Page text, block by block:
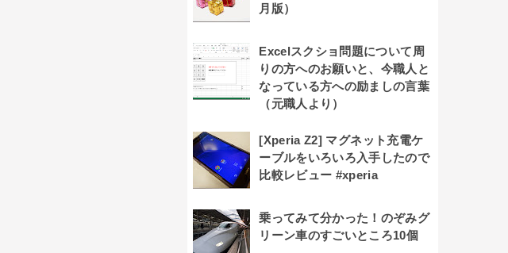
月版）
Excelスクショ問題について周
りの方へのお願いと、今職人と
なっている方への励ましの言葉
（元職人より）
[Xperia Z2] マグネット充電ケ
ーブルをいろいろ入手したので
比較レビュー #xperia
乗ってみて分かった！のぞみグ
リーン車のすごいところ10個